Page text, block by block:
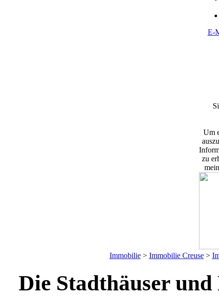
E-
Um
zu
Immobilie> Immobilie Creuse>
Die Stadthäuser